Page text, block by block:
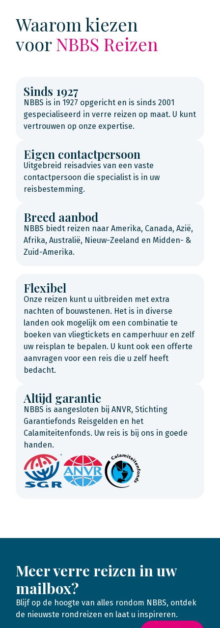
Waarom kiezen
voorNBBS Reizen
Sinds 1927
NBBS is in 1927 opgericht en is sinds 2001
gespecialiseerd in verre reizen op maat. U kunt
vertrouwen op onze expertise.
Eigen contactpersoon
Uitgebreid reisadvies van een vaste
contactpersoon die specialist is in uw
reisbestemming.
Breed aanbod
NBBS biedt reizen naar Amerika, Canada, Azië,
Afrika, Australië, Nieuw-Zeeland en Midden- &
Zuid-Amerika.
Flexibel
Onze reizen kunt u uitbreiden met extra
nachten of bouwstenen. Het is in diverse
landen ook mogelijk om een combinatie te
boeken van vliegtickets en camperhuur en zelf
uw reisplan te bepalen. U kunt ook een offerte
aanvragen voor een reis die u zelf heeft
bedacht.
Altijd garantie
NBBS is aangesloten bij ANVR, Stichting
Garantiefonds Reisgelden en het
Calamiteitenfonds. Uw reis is bij ons in goede
handen.
Meer verre reizen in uw
mailbox?
Blijf op de hoogte van alles rondom NBBS, ontdek
de nieuwste rondreizen en laat u inspireren.